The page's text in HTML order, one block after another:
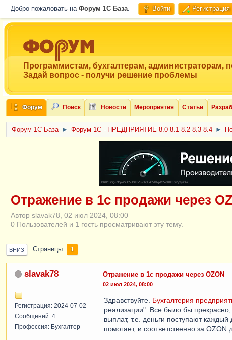
Добро пожаловать на Форум 1C База. Войти Регистрация
Программистам, бухгалтерам, администраторам,
Задай вопрос - получи решение проблемы
Форум Поиск Новости Мероприятия Статьи
Форум 1C База ► Форум 1С - ПРЕДПРИЯТИЕ 8.0 8.1 8.2 8.3 8.4 ►
ERID: CQH36pWzJqVJD4xVLsnhcU4hVPNjkBZe8KKxjJiYySyZAz
Отражение в 1с продажи через
Автор slavak78, 02 июл 2024, 08:00
0 Пользователей и 1 гость просматривают эту тему.
ВНИЗ Страницы 1
slavak78
Регистрация: 2024-07-02
Сообщений: 4
Профессия: Бухгалтер
Отражение в 1с продажи через OZON
02 июл 2024, 08:00
Здравствуйте. Бухгалтерия
реализации". Все было бы
выплат, т.е. деньги поступают
помогает, и соответственно за